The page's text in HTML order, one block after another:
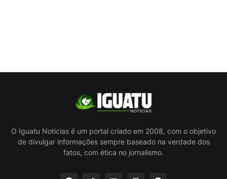
O Iguatu Noticias é um portal criado em 2008, com o objetivo
de divulgar informações sempre baseado na verdade dos
fatos, com ética no jornalismo.